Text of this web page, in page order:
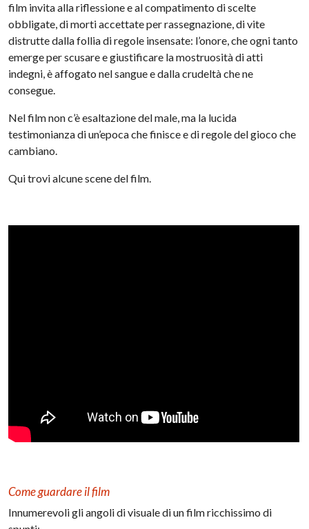
film invita alla riflessione e al compatimento di scelte
obbligate, di morti accettate per rassegnazione, di vite
distrutte dalla follia di regole insensate: l’onore, che ogni tanto
emerge per scusare e giustificare la mostruosità di atti
indegni, è affogato nel sangue e dalla crudeltà che ne
consegue.
Nel film non c’è esaltazione del male, ma la lucida
testimonianza di un’epoca che finisce e di regole del gioco che
cambiano.
Qui trovi alcune scene del film.
Come guardare il film
Innumerevoli gli angoli di visuale di un film ricchissimo di